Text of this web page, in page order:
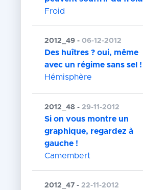
Froid
2012_49 -06-12-2012
Des huîtres ? oui, même
avec un régime sans sel !
Hémisphère
2012_48 -29-11-2012
Si on vous montre un
graphique, regardez à
gauche !
Camembert
2012_47 -22-11-2012